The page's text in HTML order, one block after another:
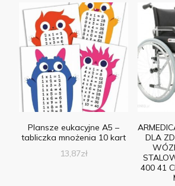
Plansze eukacyjne A5 –
tabliczka mnożenia 10 kart
13,87zł
DLA
400 41